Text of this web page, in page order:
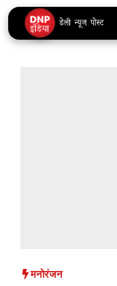
Skip
to
content
मनोरंजन